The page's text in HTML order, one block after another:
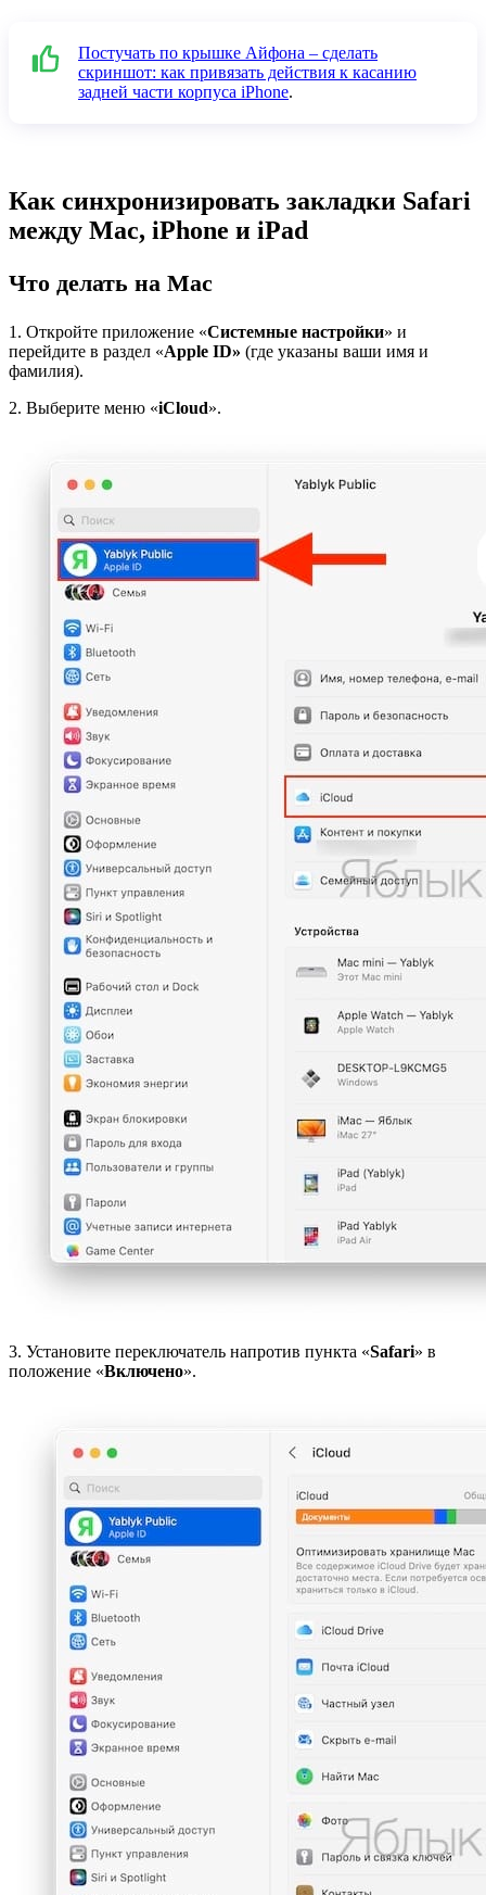
Постучать по крышке Айфона – сделать
скриншот: как привязать действия к касанию
задней части корпуса iPhone.
Как синхронизировать закладки Safari
между Mac, iPhone и iPad
Что делать на Mac
1. Откройте приложение «Системные настройки» и
перейдите в раздел «Apple ID» (где указаны ваши имя и
фамилия).
2. Выберите меню «iCloud».
3. Установите переключатель напротив пункта «Safari» в
положение «Включено».